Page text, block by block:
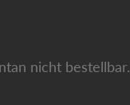
nicht bestellbar.